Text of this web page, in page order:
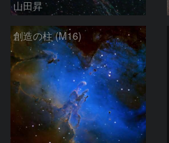
山田昇
創造の柱 (M16)